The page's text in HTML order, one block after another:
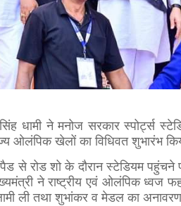
धामी ने मनोज सरकार स्पोर्ट्स
ओलंपिक खेलों का विधिवत शुभारंभ
से रोड शो के दौरान स्टेडियम पहुंचने
ने राष्ट्रीय एवं ओलंपिक ध्वज
ली तथा शुभांकर व मेडल का